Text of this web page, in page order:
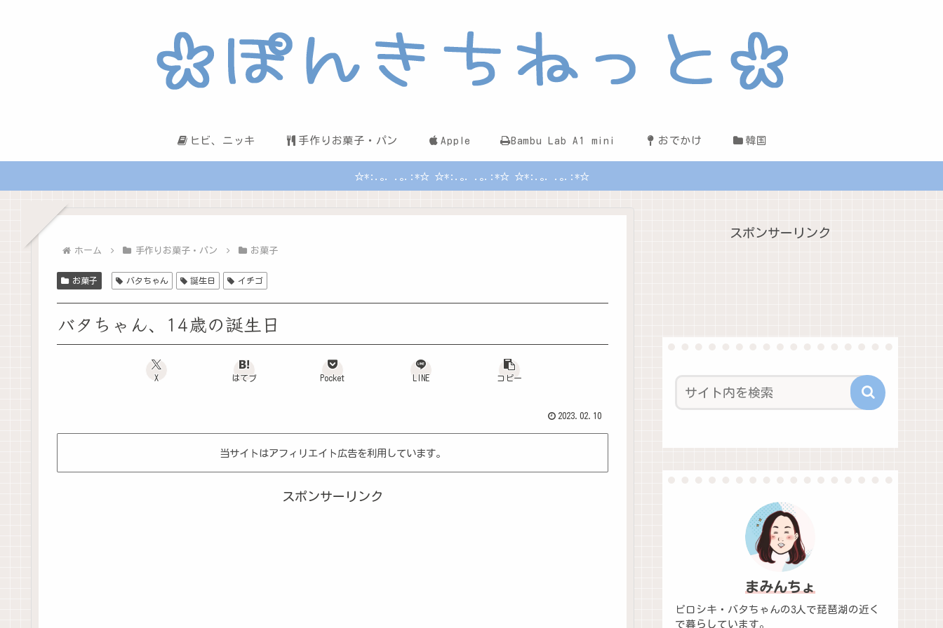
ヒビ、ニッキ 手作りお菓子・パン Apple Bambu Lab A1 mini おでかけ 韓国
☆*:.｡. .｡.:*☆ ☆*:.｡. .｡.:*☆ ☆*:.｡. .｡.:*☆
ホーム 手作りお菓子・パン お菓子
お菓子 バタちゃん 誕生日 イチゴ
バタちゃん、14歳の誕生日
X はてブ Pocket LINE コピー
2023.02.10
当サイトはアフィリエイト広告を利用しています。
スポンサーリンク
スポンサーリンク
まみんちょ
ピロシキ・バタちゃんの3人で琵琶湖の近く
で暮らしています。